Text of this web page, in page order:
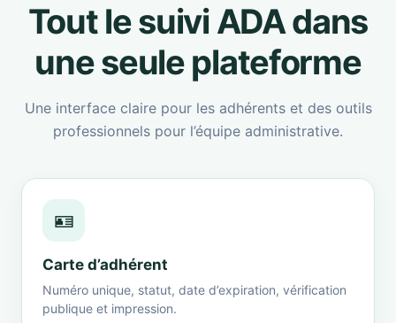
Tout le suivi ADA dans
une seule plateforme
Une interface claire pour les adhérents et des outils
professionnels pour l’équipe administrative.
🪪
Carte d’adhérent
Numéro unique, statut, date d’expiration, vérification
publique et impression.